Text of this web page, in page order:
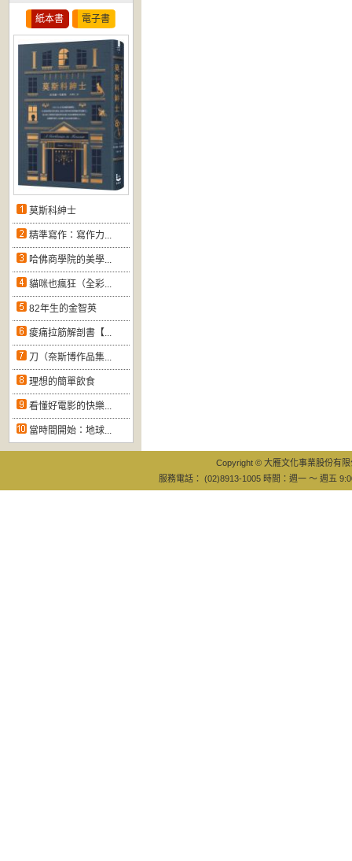
紙本書 電子書
莫斯科紳士
精準寫作：寫作力...
哈佛商學院的美學...
貓咪也瘋狂（全彩...
82年生的金智英
痠痛拉筋解剖書【...
刀（奈斯博作品集...
理想的簡單飲食
看懂好電影的快樂...
當時間開始：地球...
Copyright © 大雁文化事業股份有
服務電話： (02)8913-1005 時間：週一 ～ 週五